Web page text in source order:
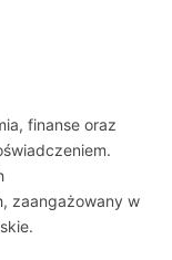
finanse oraz
zaangażowany w